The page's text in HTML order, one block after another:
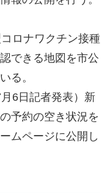
ロナワクチン接種
できる地図を市公
る。
6日記者発表）新
予約の空き状況を
ムページに公開し